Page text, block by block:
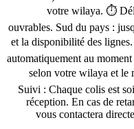
votre wilaya. ⏱
ouvrables. Sud du pays :
et la disponibilité des
automatiquement au
selon votre wilaya et
Suivi : Chaque colis est
réception. En cas de
vous contactera